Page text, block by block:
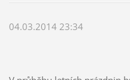
04.03.2014 23:34